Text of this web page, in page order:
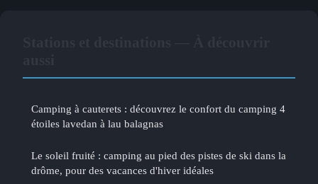
Camping à cauterets : découvrez le confort du camping 4
étoiles lavedan à lau balagnas
Le soleil fruité : camping au pied des pistes de ski dans la
drôme, pour des vacances d'hiver idéales